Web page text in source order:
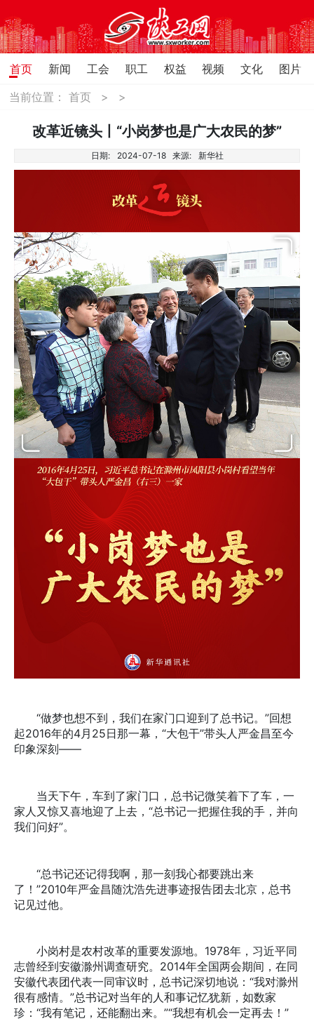
首页 新闻 工会 职工 权益 视频 文化
图片
当前位置：首页 > >
改革近镜头丨“小岗梦也是广大农民的梦”
日期: 2024-07-18 来源: 新华社
“做梦也想不到，我们在家门口迎到了总书记。”回想
起2016年的4月25日那一幕，“大包干”带头人严金昌至今
印象深刻——
当天下午，车到了家门口，总书记微笑着下了车，一
家人又惊又喜地迎了上去，“总书记一把握住我的手，并向
我们问好”。
“总书记还记得我啊，那一刻我心都要跳出来
了！”2010年严金昌随沈浩先进事迹报告团去北京，总书
记见过他。
小岗村是农村改革的重要发源地。1978年，习近平同
志曾经到安徽滁州调查研究。2014年全国两会期间，在同
安徽代表团代表一同审议时，总书记深切地说：“我对滁州
很有感情。”总书记对当年的人和事记忆犹新，如数家
珍：“我有笔记，还能翻出来。”“我想有机会一定再去！”